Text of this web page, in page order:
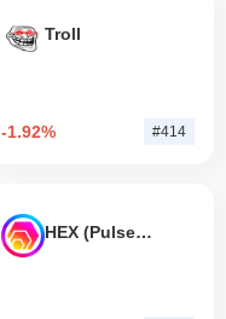
Troll
-1.92% #414
HEX (Pulsechain)